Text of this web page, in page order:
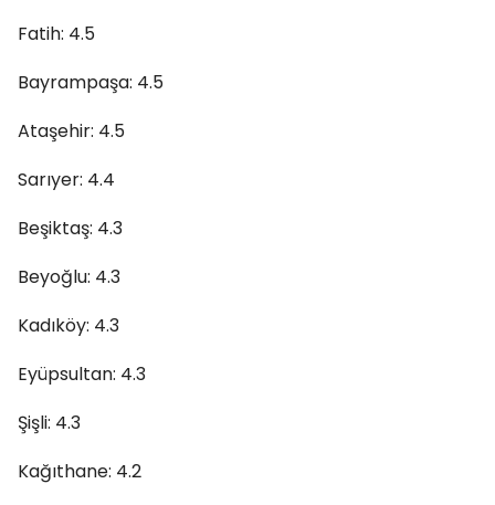
Fatih: 4.5
Bayrampaşa: 4.5
Ataşehir: 4.5
Sarıyer: 4.4
Beşiktaş: 4.3
Beyoğlu: 4.3
Kadıköy: 4.3
Eyüpsultan: 4.3
Şişli: 4.3
Kağıthane: 4.2